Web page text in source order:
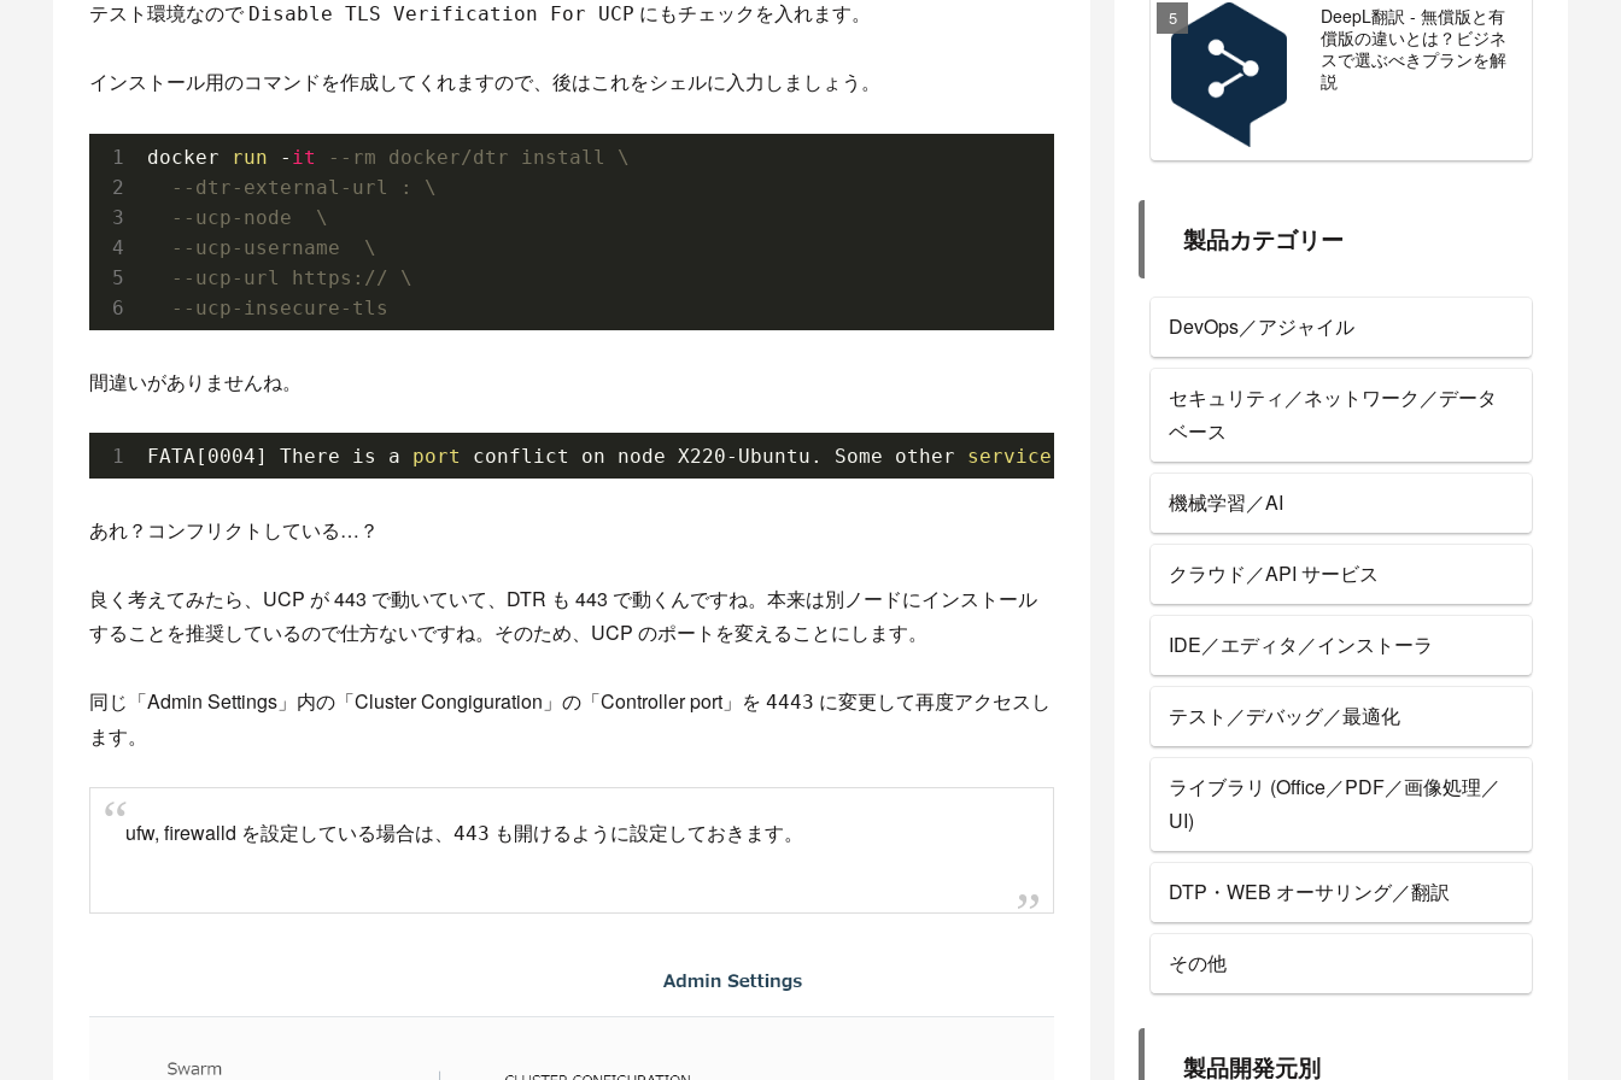
テスト環境なので Disable TLS Verification For UCP にもチェックを入れます。
インストール用のコマンドを作成してくれますので、後はこれをシェルに入力しましょう。
docker run - it
--rm docker/dtr install \
--dtr-external-url : \
--ucp-node  \
--ucp-username  \
--ucp-url https:// \
--ucp-insecure-tls
間違いがありませんね。
FATA[0004] There is a port conflict on node X220-Ubuntu. Some other service container is using one of the DTR ports.
あれ？コンフリクトしている…？
良く考えてみたら、UCP が 443 で動いていて、DTR も 443 で動くんですね。本来は別ノードにインストール
することを推奨しているので仕方ないですね。そのため、UCP のポートを変えることにします。
同じ「Admin Settings」内の「Cluster Congiguration」の「Controller port」を 4443 に変更して再度アクセスし
ます。
ufw, firewalld を設定している場合は、 443 も開けるように設定しておきます。
DeepL翻訳 - 無償版と有
償版の違いとは？ビジネ
スで選ぶべきプランを解
説
製品カテゴリー
DevOps／アジャイル
セキュリティ／ネットワーク／データ
ベース
機械学習／AI
クラウド／API サービス
IDE／エディタ／インストーラ
テスト／デバッグ／最適化
ライブラリ (Office／PDF／画像処理／
UI)
DTP・WEB オーサリング／翻訳
その他
製品開発元別